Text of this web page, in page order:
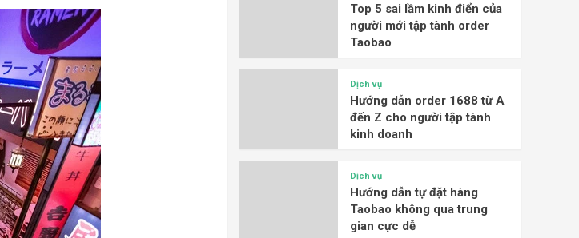
Top 5 sai lầm kinh điển của
người mới tập tành order
Taobao
Dịch vụ
Hướng dẫn order 1688 từ A
đến Z cho người tập tành
kinh doanh
Dịch vụ
Hướng dẫn tự đặt hàng
Taobao không qua trung
gian cực dễ